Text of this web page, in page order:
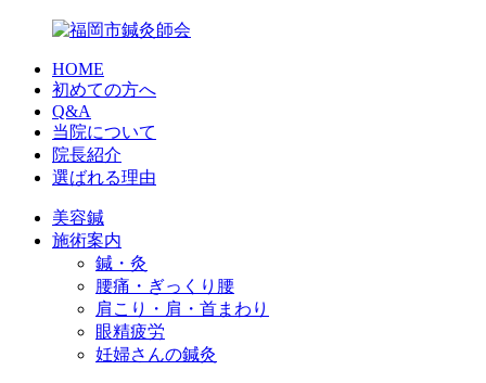
HOME
初めての方へ
Q&A
当院について
院長紹介
選ばれる理由
美容鍼
施術案内
鍼・灸
腰痛・ぎっくり腰
肩こり・肩・首まわり
眼精疲労
妊婦さんの鍼灸